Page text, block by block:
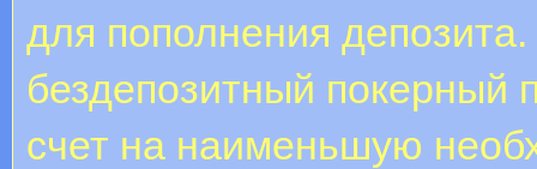
для пополнения
бездепозитный покерный
счет на наименьшую